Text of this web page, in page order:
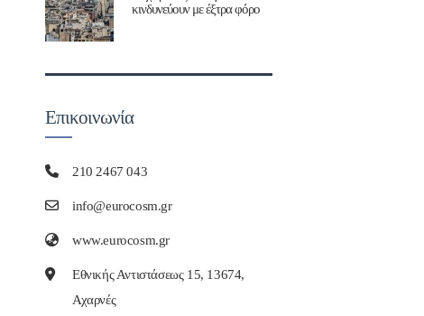
κινδυνεύουν με έξτρα φόρο
Επικοινωνία
210 2467 043
info@eurocosm.gr
www.eurocosm.gr
Εθνικής Αντιστάσεως 15, 13674,
Αχαρνές